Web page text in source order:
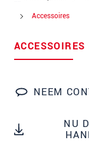
Accessoires
NEEM
NU
Postcode
Land*
Telefoon